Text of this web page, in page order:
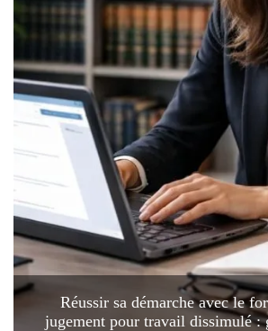
Réussir sa démarche avec le
jugement pour travail dissimulé :